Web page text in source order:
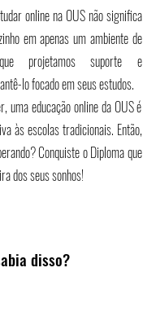
online na OUS não significa
em apenas um ambiente de
projetamos suporte e
lo focado em seus estudos.
uma educação online da OUS é
às escolas tradicionais. Então,
Conquiste o Diploma que
dos seus sonhos!
disso?